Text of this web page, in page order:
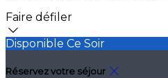
Faire défiler
Disponible Ce Soir
Réservez votre séjour